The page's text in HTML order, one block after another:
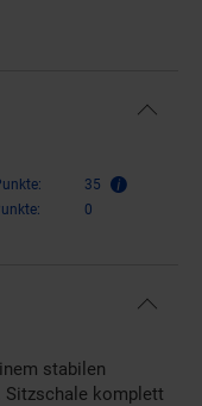
35
0
stabilen
Sitzschale komplett